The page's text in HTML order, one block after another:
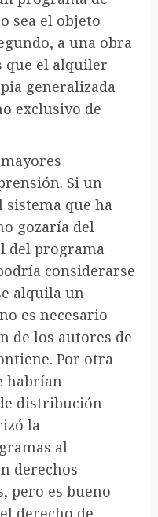
sea el objeto
a una obra
que el alquiler
generalizada
exclusivo de
Si un
que ha
gozaría del
del programa
considerarse
alquila un
es necesario
de los autores de
Por otra
habrían
distribución
la
al
derechos
pero es bueno